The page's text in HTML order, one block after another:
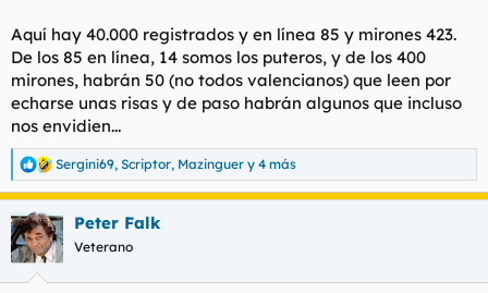
Aquí hay 40.000 registrados y en línea 85 y mirones 423.
De los 85 en línea, 14 somos los puteros, y de los 400
mirones, habrán 50 (no todos valencianos) que leen por
echarse unas risas y de paso habrán algunos que incluso
nos envidien...
R
e
a
c
c
i
Sergini69, Scriptor, Mazinguer y 4 más
Peter Falk
Veterano